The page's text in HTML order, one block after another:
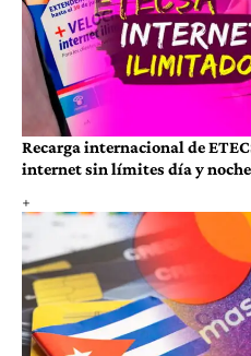
Recarga internacional de
internet sin límites día y noche